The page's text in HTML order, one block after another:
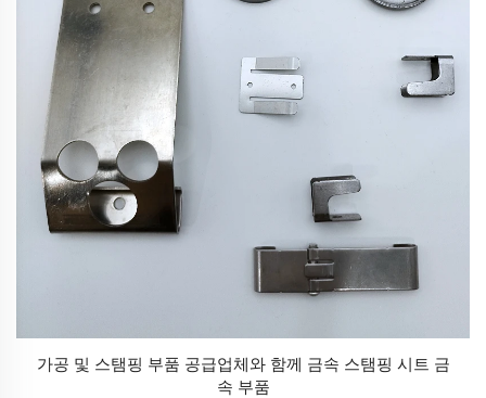
가공 및 스탬핑 부품 공급업체와 함께 금속 스탬핑 시트 금
속 부품